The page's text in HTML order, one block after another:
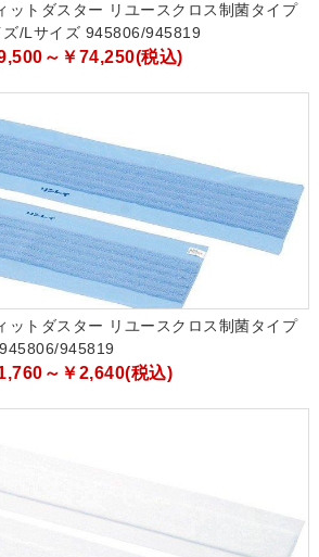
ットダスター リユースクロス制菌タイプ
/Lサイズ 945806/945819
～￥74,250(税込)
ットダスター リユースクロス制菌タイプ
945819
～￥2,640(税込)